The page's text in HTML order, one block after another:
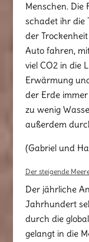
Menschen. Die
schadet ihr die
der
Auto fahren,
viel CO2 in die
Erwärmung
der Erde
zu wenig
außerdem
(Gabriel und
Der steigende
Der jährliche
Jahrhundert
durch die
gelangt in die